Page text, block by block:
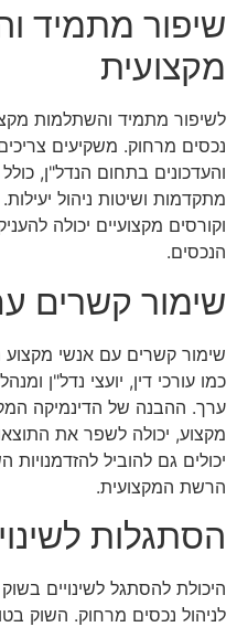
שיפור מתמיד
מקצועית
לשיפור מתמיד והשתלמות
נכסים מרחוק. משקיעים
והעדכונים בתחום הנדל"ן,
מתקדמות ושיטות ניהול
וקורסים מקצועיים יכולה
הנכסים.
שימור קשרים
שימור קשרים עם אנשי מקצוע
כמו עורכי דין, יועצי נדל"ן
ערך. ההבנה של הדינמיקה
מקצוע, יכולה לשפר את
יכולים גם להוביל
הרשת המקצועית.
הסתגלות
היכולת להסתגל לשינויים
לניהול נכסים מרחוק. השוק